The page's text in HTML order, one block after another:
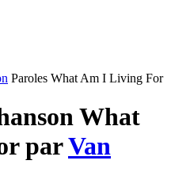
Paroles What Am I Living For
What
parVan